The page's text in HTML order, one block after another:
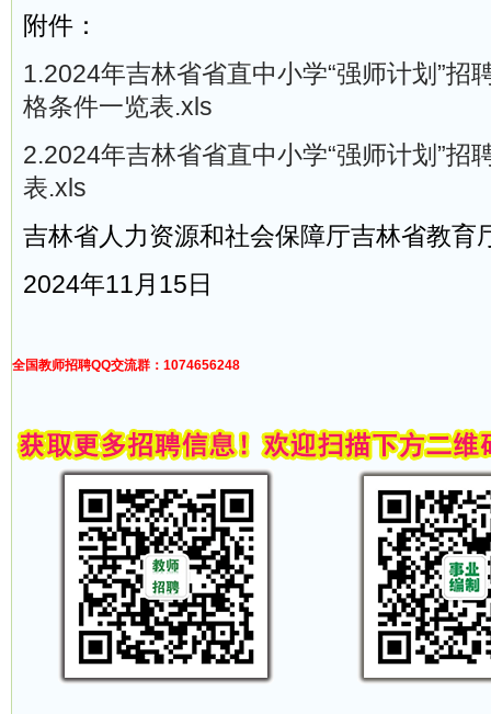
附件：
1.2024年吉林省省直中小学“强师计划”招
格条件一览表.xls
2.2024年吉林省省直中小学“强师计划”招
表.xls
吉林省人力资源和社会保障厅吉林省教育
2024年11月15日
全国教师招聘QQ交流群：1074656248